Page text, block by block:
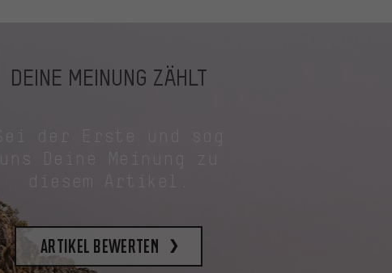
DEINE MEINUNG ZÄHLT
uns Deine Meinung zu
diesem Artikel.
Artikel bewerten